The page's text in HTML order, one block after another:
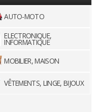
AUTO-MOTO
ELECTRONIQUE,
INFORMATIQUE
MOBILIER, MAISON
VÊTEMENTS, LINGE, BIJOUX